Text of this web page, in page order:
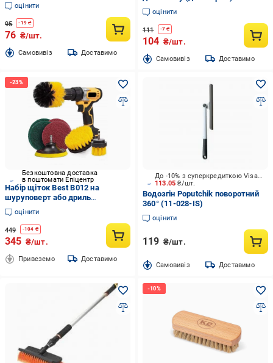
оцінити
95 -19 ₴
76 ₴/шт.
Cамовивіз Доставимо
Moje Auto 19-658
оцінити
111 -7₴
104 ₴/шт.
Cамовивіз Доставимо
Безкоштовна доставка
в поштомати Епіцентр
Набір щіток Best B012 на
шуруповерт або дриль
(35048952)
оцінити
449 -104 ₴
345 ₴/шт.
Привеземо Доставимо
113.05₴/шт.
До -10% з суперкредиткою Visa Вигода
Водозгін Poputchik поворотний
360° (11-028-IS)
оцінити
119 ₴/шт.
Cамовивіз Доставимо